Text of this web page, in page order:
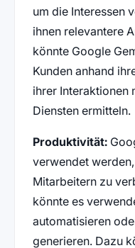
um die Interessen
ihnen relevantere
könnte Google
Kunden anhand
ihrer
Diensten ermitteln.
Produktivität:
verwendet
Mitarbeitern zu
könnte es
automatisieren
generieren. Dazu